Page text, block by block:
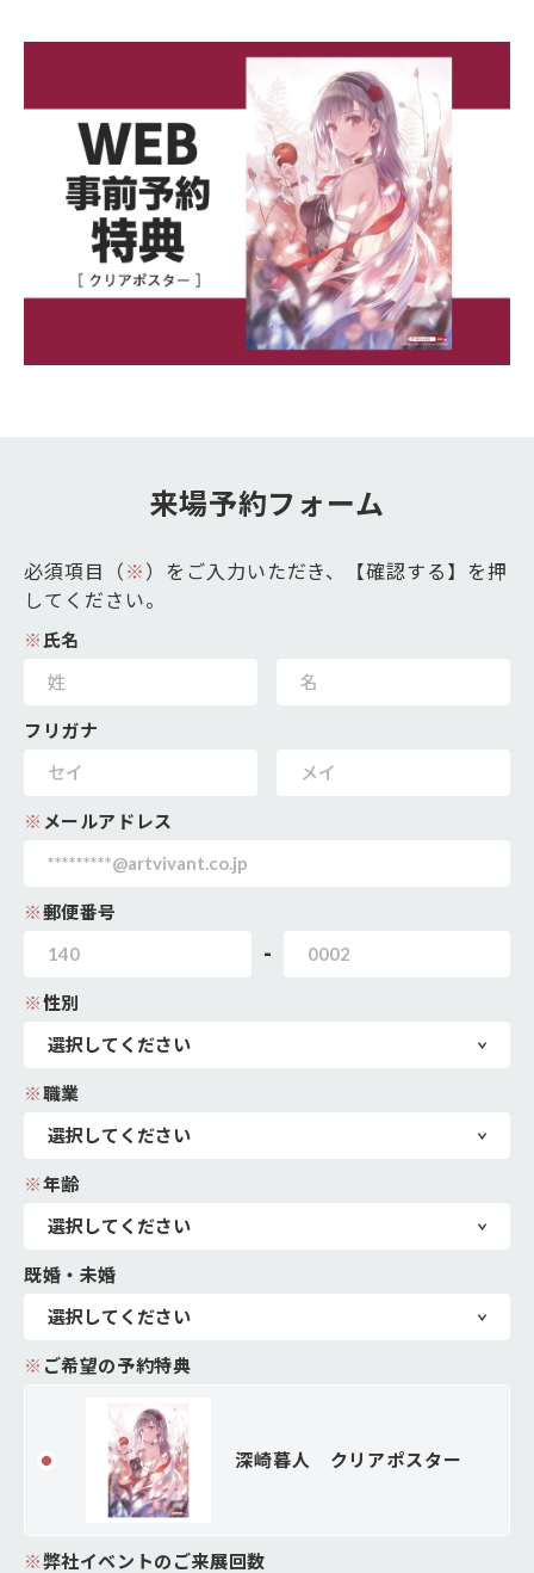
来場予約フォーム
必須項目（ ※ ）をご入力いただき、【確認する】を押
してください。
※ 氏名
フリガナ
※ メールアドレス
※郵便番号
-
※性別
※職業
※年齢
既婚・未婚
※ ご希望の予約特典
深崎暮人 クリアポスター
※弊社イベントのご来展回数